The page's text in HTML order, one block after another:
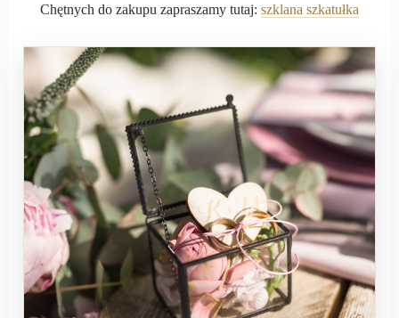
Chętnych do zakupu zapraszamy tutaj: szklana szkatułka